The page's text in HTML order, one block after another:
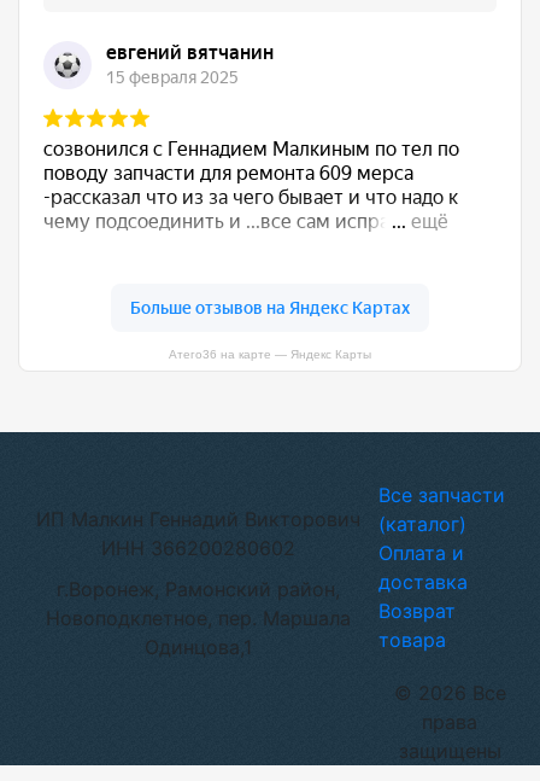
Атего36 на карте — Яндекс Карты
ИП Малкин Геннадий Викторович
ИНН 366200280602
г.Воронеж, Рамонский район,
Новоподклетное, пер. Маршала
Одинцова,1
© 2026 Все
права
защищены
Все запчасти
(каталог)
Оплата и
доставка
Возврат
товара